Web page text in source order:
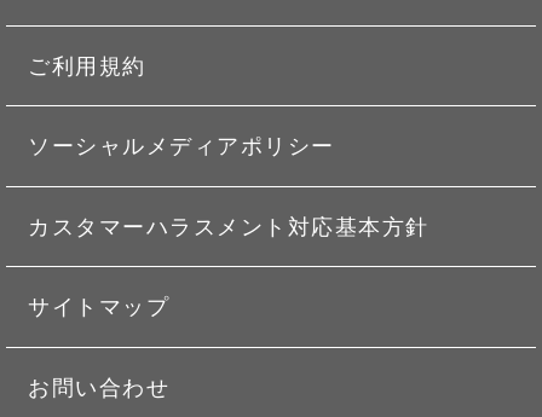
ご利用規約
ソーシャルメディアポリシー
カスタマーハラスメント対応基本方針
サイトマップ
お問い合わせ